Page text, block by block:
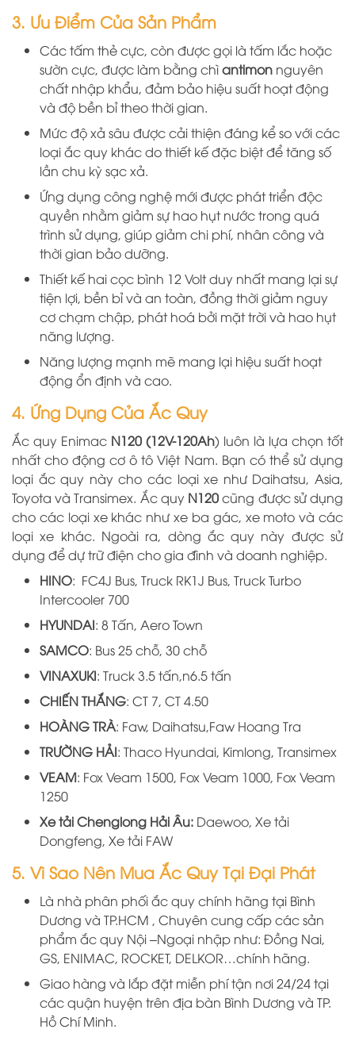
3. Ưu Điểm Của Sản Phẩm
Các tấm thẻ cực, còn được gọi là tấm lắc hoặc
sườn cực, được làm bằng chìantimon nguyên
chất nhập khẩu, đảm bảo hiệu suất hoạt động
và độ bền bỉ theo thời gian.
Mức độ xả sâu được cải thiện đáng kể so với các
loại ắc quy khác do thiết kế đặc biệt để tăng số
lần chu kỳ sạc xả.
Ứng dụng công nghệ mới được phát triển độc
quyền nhằm giảm sự hao hụt nước trong quá
trình sử dụng, giúp giảm chi phí, nhân công và
thời gian bảo dưỡng.
Thiết kế hai cọc bình 12 Volt duy nhất mang lại sự
tiện lợi, bền bỉ và an toàn, đồng thời giảm nguy
cơ chạm chập, phát hoá bởi mặt trời và hao hụt
năng lượng.
Năng lượng mạnh mẽ mang lại hiệu suất hoạt
động ổn định và cao.
4. Ứng Dụng Của Ắc Quy
Ắc quy Enimac N120 (12V-120Ah) luôn là lựa chọn tốt
nhất cho động cơ ô tô Việt Nam. Bạn có thể sử dụng
loại ắc quy này cho các loại xe như Daihatsu, Asia,
Toyota và Transimex. Ắc quy N120cũng được sử dụng
cho các loại xe khác như xe ba gác, xe moto và các
loại xe khác. Ngoài ra, dòng ắc quy này được sử
dụng để dự trữ điện cho gia đình và doanh nghiệp.
HINO: FC4J Bus, Truck RK1J Bus, Truck Turbo
Intercooler 700
HYUNDAI: 8 Tấn, Aero Town
SAMCO: Bus 25 chỗ, 30 chỗ
VINAXUKI: Truck 3.5 tấn,n6.5 tấn
CHIẾN THẮNG: CT 7, CT 4.50
HOÀNG TRÀ: Faw, Daihatsu,Faw Hoang Tra
TRƯỜNG HẢI: Thaco Hyundai, Kimlong, Transimex
VEAM: Fox Veam 1500, Fox Veam 1000, Fox Veam
1250
Xe tải Chenglong Hải Âu: Daewoo, Xe tải
Dongfeng, Xe tải FAW
5. Vì Sao Nên Mua Ắc Quy Tại Đại Phát
Là nhà phân phối ắc quy chính hãng tại Bình
Dương và TP.HCM , Chuyên cung cấp các sản
phẩm ắc quy Nội –Ngoại nhập như: Đồng Nai,
GS, ENIMAC, ROCKET, DELKOR…chính hãng.
Giao hàng và lắp đặt miễn phí tận nơi 24/24 tại
các quận huyện trên địa bàn Bình Dương và TP.
Hồ Chí Minh.